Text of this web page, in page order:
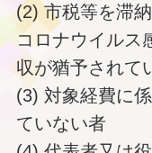
(2) 市税等を滞
コロナウイルス
収が猶予されて
(3) 対象経費に
ていない者